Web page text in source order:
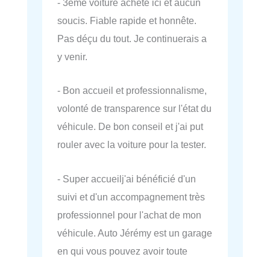
- 3ème voiture acheté ici et aucun
soucis. Fiable rapide et honnête.
Pas déçu du tout. Je continuerais a
y venir.
- Bon accueil et professionnalisme,
volonté de transparence sur l'état du
véhicule. De bon conseil et j'ai put
rouler avec la voiture pour la tester.
- Super accueilj'ai bénéficié d'un
suivi et d'un accompagnement très
professionnel pour l'achat de mon
véhicule. Auto Jérémy est un garage
en qui vous pouvez avoir toute